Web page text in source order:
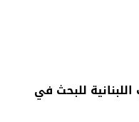
للبحث في